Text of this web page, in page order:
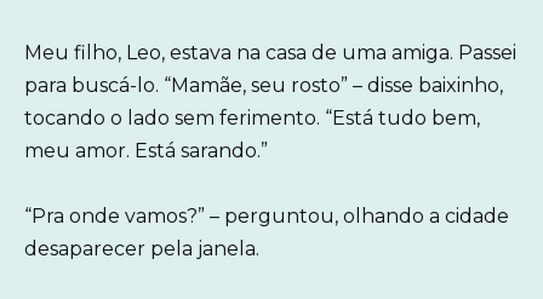
Meu filho, Leo, estava na casa de uma amiga. Passei
para buscá-lo. “Mamãe, seu rosto” – disse baixinho,
tocando o lado sem ferimento. “Está tudo bem,
meu amor. Está sarando.”
“Pra onde vamos?” – perguntou, olhando a cidade
desaparecer pela janela.